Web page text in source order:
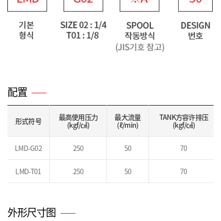
配置
形式符号
最高使用压力
(kgf/㎠)
最大流量
(ℓ/min)
TANK方容许排压
(kgf/㎠)
LMD-G02 250 50 70
LMD-T01 250 50 70
外形尺寸图